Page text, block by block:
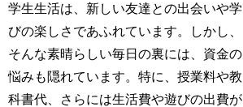
学生生活は、新しい友達との出会いや学
びの楽しさであふれています。しかし、
そんな素晴らしい毎日の裏には、資金の
悩みも隠れています。特に、授業料や教
科書代、さらには生活費や遊びの出費が